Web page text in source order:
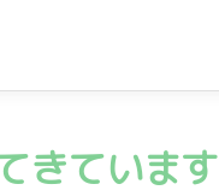
きています